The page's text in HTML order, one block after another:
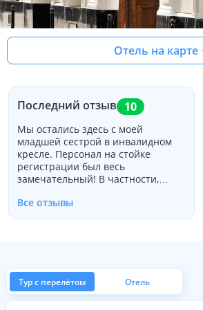
Отель на карте
Последний отзыв 10
Мы остались здесь с моей
младшей сестрой в инвалидном
кресле. Персонал на стойке
регистрации был весь
замечательный! В частности,
том, куда пойти для всех наших
планов, и дал нам советы о том,
но был в порядке для нас, так как
моя сестра может идти на
небольшие расстояния. Я думаю,
Все отзывы
Тур с перелётом Отель
из Москвы